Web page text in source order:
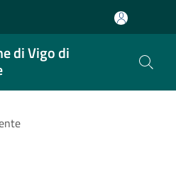
di Vigo di